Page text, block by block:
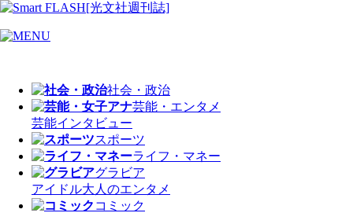
社会・政治
芸能・エンタメ
芸能インタビュー
スポーツ
ライフ・マネー
グラビア
アイドル大人のエンタメ
コミック